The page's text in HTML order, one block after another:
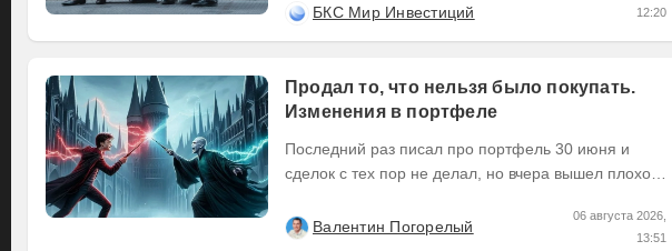
актуализируем состав...
БКС Мир Инвестиций 12:20
Продал то, что нельзя было покупать.
Изменения в портфеле
Последний раз писал про портфель 30 июня и
сделок с тех пор не делал, но вчера вышел плохой
Валентин Погорелый
06 августа 2026,
13:51